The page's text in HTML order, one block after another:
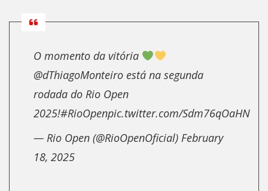
O momento da vitória
@dThiagoMonteiro está na segunda
rodada do Rio Open
2025!#RioOpenpic.twitter.com/Sdm76qOaHN
— Rio Open (@RioOpenOficial) February
18, 2025